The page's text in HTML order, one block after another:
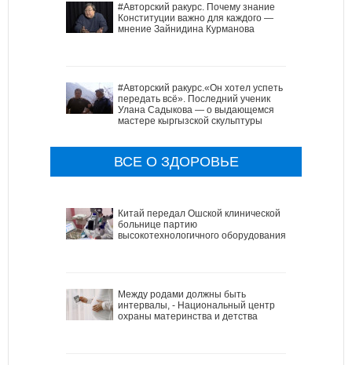
#Авторский ракурс. Почему знание
Конституции важно для каждого —
мнение Зайнидина Курманова
#Авторский ракурс.«Он хотел успеть
передать всё». Последний ученик
Улана Садыкова — о выдающемся
мастере кыргызской скульптуры
ВСЕ О ЗДОРОВЬЕ
Китай передал Ошской клинической
больнице партию
высокотехнологичного оборудования
Между родами должны быть
интервалы, - Национальный центр
охраны материнства и детства